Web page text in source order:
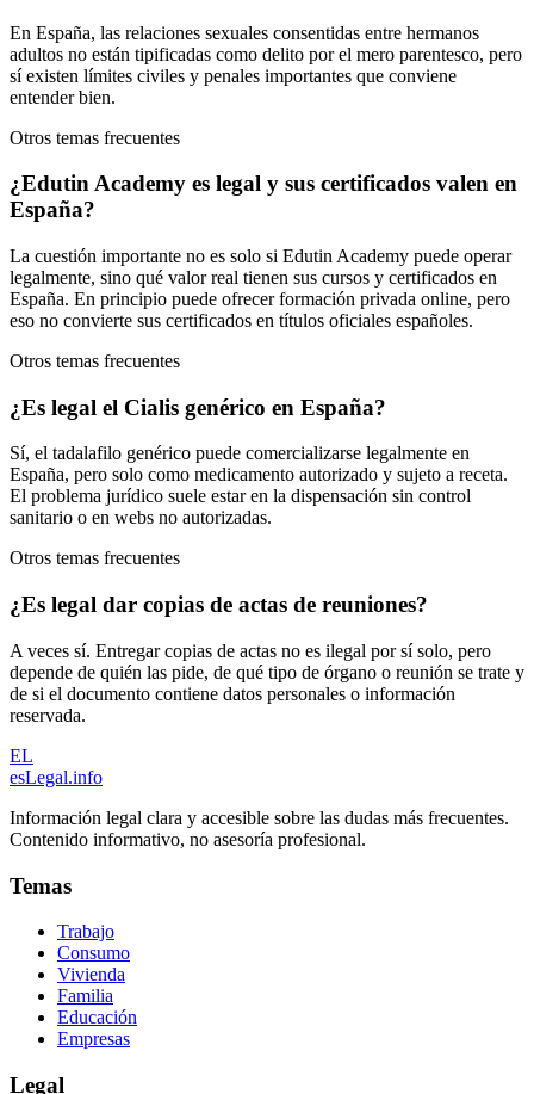
En España, las relaciones sexuales consentidas entre hermanos
adultos no están tipificadas como delito por el mero parentesco, pero
sí existen límites civiles y penales importantes que conviene
entender bien.
Otros temas frecuentes
¿Edutin Academy es legal y sus certificados valen en
España?
La cuestión importante no es solo si Edutin Academy puede operar
legalmente, sino qué valor real tienen sus cursos y certificados en
España. En principio puede ofrecer formación privada online, pero
eso no convierte sus certificados en títulos oficiales españoles.
Otros temas frecuentes
¿Es legal el Cialis genérico en España?
Sí, el tadalafilo genérico puede comercializarse legalmente en
España, pero solo como medicamento autorizado y sujeto a receta.
El problema jurídico suele estar en la dispensación sin control
sanitario o en webs no autorizadas.
Otros temas frecuentes
¿Es legal dar copias de actas de reuniones?
A veces sí. Entregar copias de actas no es ilegal por sí solo, pero
depende de quién las pide, de qué tipo de órgano o reunión se trate y
de si el documento contiene datos personales o información
reservada.
EL
esLegal.info
Información legal clara y accesible sobre las dudas más frecuentes.
Contenido informativo, no asesoría profesional.
Temas
Trabajo
Consumo
Vivienda
Familia
Educación
Empresas
Legal